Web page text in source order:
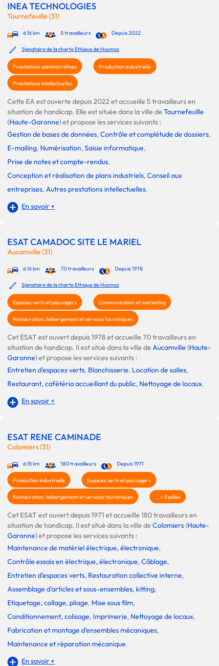
INEA TECHNOLOGIES
Tournefeuille (31)
à 16 km 5 travailleurs Depuis 2022
Signataire de la charte Ethique de Hosmoz
Prestations administratives Production industrielle
Prestations intellectuelles
Cette EA est ouverte depuis 2022 et accueille 5 travailleurs en
situation de handicap. Elle est située dans la ville deTournefeuille
(Haute-Garonne) et propose les services suivants :
Gestion de bases de données, Contrôle et complétude de dossiers,
E-mailing, Numérisation, Saisie informatique,
Prise de notes et compte-rendus,
Conception et réalisation de plans industriels, Conseil aux
entreprises, Autres prestations intellectuelles.
En savoir +
ESAT CAMADOC SITE LE MARIEL
Aucamville (31)
à 16 km 70 travailleurs Depuis 1978
Signataire de la charte Ethique de Hosmoz
Espaces verts et paysagers Communication et marketing
Restauration, hébergement et services touristiques
Cet ESAT est ouvert depuis 1978 et accueille 70 travailleurs en
situation de handicap. Il est situé dans la ville deAucamville(Haute-
Garonne) et propose les services suivants :
Entretien d'espaces verts, Blanchisserie, Location de salles,
Restaurant, cafétéria accueillant du public, Nettoyage de locaux.
En savoir +
ESAT RENE CAMINADE
Colomiers (31)
à 18 km 180 travailleurs Depuis 1971
Production industrielle Espaces verts et paysagers
Restauration, hébergement et services touristiques ... + 3 pôles
Cet ESAT est ouvert depuis 1971 et accueille 180 travailleurs en
situation de handicap. Il est situé dans la ville deColomiers(Haute-
Garonne) et propose les services suivants :
Maintenance de matériel électrique, électronique,
Contrôle essais en électrique, électronique, Câblage,
Entretien d'espaces verts, Restauration collective interne,
Assemblage d'articles et sous-ensembles, kitting,
Etiquetage, collage, pliage, Mise sous film,
Conditionnement, colisage, Imprimerie, Nettoyage de locaux,
Fabrication et montage d'ensembles mécaniques,
Maintenance et réparation mécanique.
En savoir +